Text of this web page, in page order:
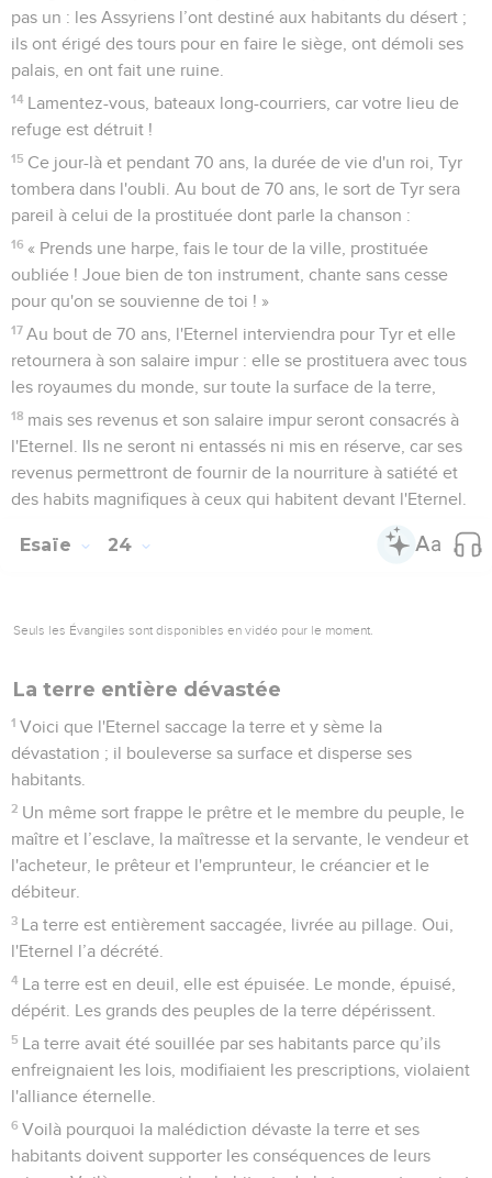
maisons sont fermées, on n'y entre plus.
11 On crie dans les rues parce que le vin manque. Toute
réjouissance a disparu, l'allégresse est bannie du pays.
12 Il ne reste dans la ville que des ruines et les portes sont
abattues, démolies.
13 Sur la terre, au milieu des peuples, c’est comme lorsqu’on
secoue l'olivier, comme lorsqu’on grappille des raisins après
la vendange.
Une joie prématurée
14
Les survivants se mettent à pousser des cris de joie ; de
l’ouest, ils célèbrent la majesté de l'Eternel.
15
Donnez donc gloire à l'Eternel dans les endroits où brille la
lumière, au nom de l'Eternel, du Dieu d'Israël, dans les îles
de la mer !
16
Du bout de la terre nous entendons chanter : « Gloire au
juste ! » mais moi, je dis : « Je suis perdu ! Je suis perdu !
Malheur à moi ! » Les traîtres trahissent, les traîtres
s’acharnent à trahir.
18 Celui qui prendra la fuite devant les cris de terreur
dans le piège, car les écluses d'en haut sont ouvertes et les
La terre est déchirée, la terre se brise, la terre tremble.
20
La terre tremble comme un homme ivre, elle branle
comme une cabane. Sa révolte pèse sur elle, elle s’écroule
et ne se relève plus.
Fin des empires, début du règne de Dieu
21 Ce jour-là, l'Eternel interviendra dans le ciel contre les
puissances célestes et sur la terre contre les rois de la terre.
22 Ils seront rassemblés dans une prison, enfermés dans des
cachots et, après un grand nombre de jours, ils devront
rendre des comptes.
La lune sera couverte de honte, et le soleil de confusion,
car l'Eternel, le maître de l’univers, régnera sur le mont Sion
et à Jérusalem, resplendissant de gloire devant ses anciens.
Esaïe 25